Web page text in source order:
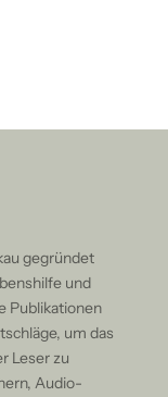
gegründet
und
Publikationen
um das
Leser zu
Audio-